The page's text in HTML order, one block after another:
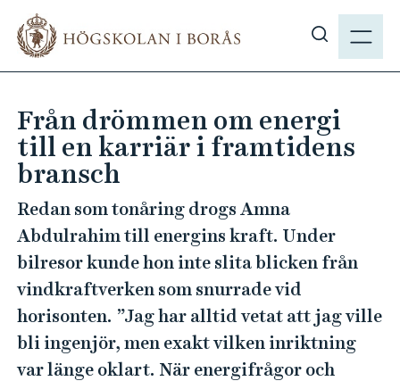
u
d
N
i
a
s
å
h
b
.
s
e
Från drömmen om energi
till en karriär i framtidens
bransch
Redan som tonåring drogs Amna
Abdulrahim till energins kraft. Under
bilresor kunde hon inte slita blicken från
vindkraftverken som snurrade vid
horisonten. ”Jag har alltid vetat att jag ville
bli ingenjör, men exakt vilken inriktning
var länge oklart. När energifrågor och